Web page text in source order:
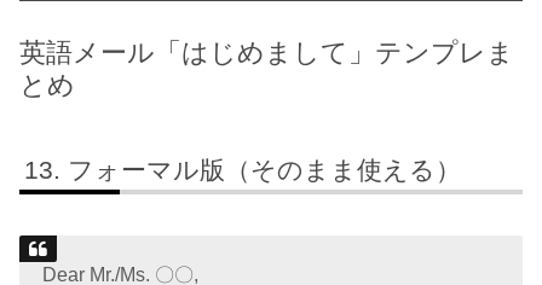
英語メール「はじめまして」テンプレま
とめ
フォーマル版（そのまま使える）
Dear Mr./Ms. 〇〇,